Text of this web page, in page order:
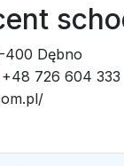
400 Dębno
726 604 333